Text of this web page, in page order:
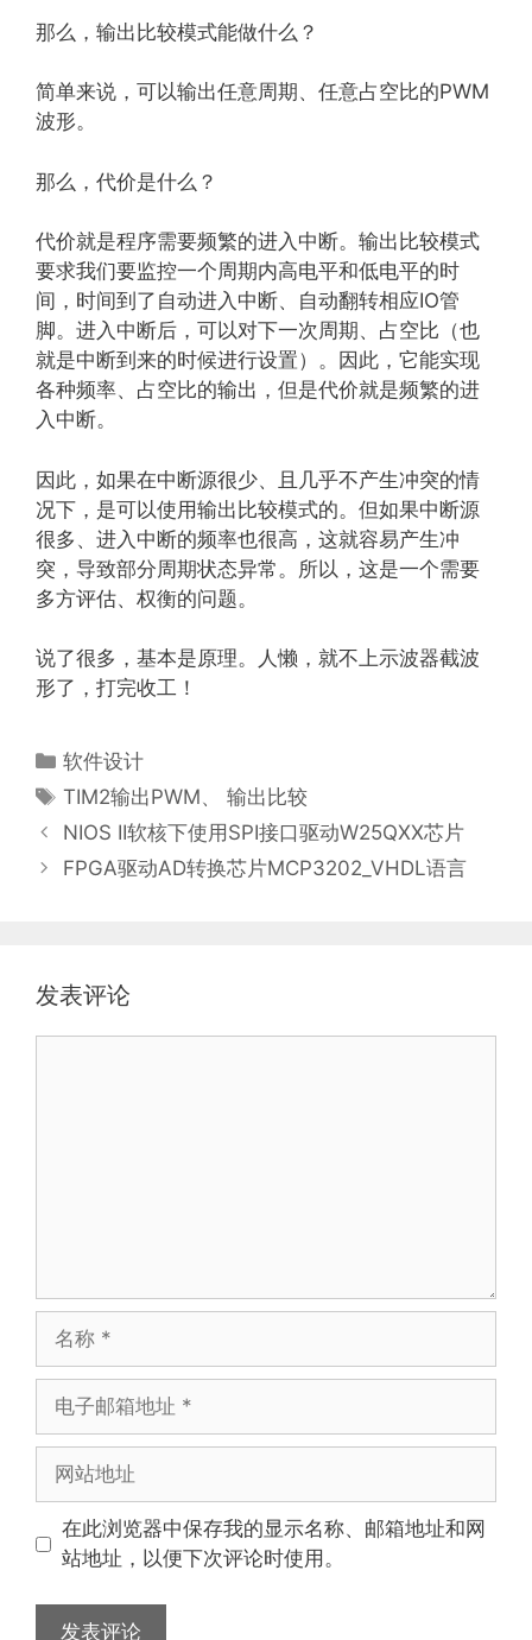
那么，输出比较模式能做什么？
简单来说，可以输出任意周期、任意占空比的PWM
波形。
那么，代价是什么？
代价就是程序需要频繁的进入中断。输出比较模式
要求我们要监控一个周期内高电平和低电平的时
间，时间到了自动进入中断、自动翻转相应IO管
脚。进入中断后，可以对下一次周期、占空比（也
就是中断到来的时候进行设置）。因此，它能实现
各种频率、占空比的输出，但是代价就是频繁的进
入中断。
因此，如果在中断源很少、且几乎不产生冲突的情
况下，是可以使用输出比较模式的。但如果中断源
很多、进入中断的频率也很高，这就容易产生冲
突，导致部分周期状态异常。所以，这是一个需要
多方评估、权衡的问题。
说了很多，基本是原理。人懒，就不上示波器截波
形了，打完收工！
分
类
软件设计
标
签
TIM2输出PWM、输出比较
NIOS II软核下使用SPI接口驱动W25QXX芯片
FPGA驱动AD转换芯片MCP3202_VHDL语言
发表评论
邮
址
址
在此浏览器中保存我的显示名称、邮箱地址和网
站地址，以便下次评论时使用。